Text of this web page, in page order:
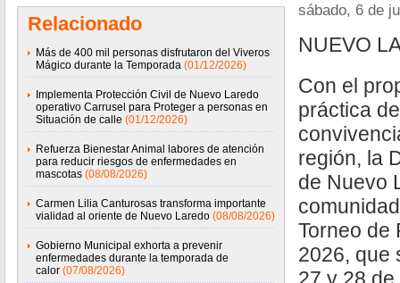
Relacionado
Más de 400 mil personas disfrutaron del Viveros
Mágico durante la Temporada (01/12/2026)
Implementa Protección Civil de Nuevo Laredo
operativo Carrusel para Proteger a personas en
Situación de calle (01/12/2026)
Refuerza Bienestar Animal labores de atención
para reducir riesgos de enfermedades en
mascotas (08/08/2026)
Carmen Lilia Canturosas transforma importante
vialidad al oriente de Nuevo Laredo (08/08/2026)
Gobierno Municipal exhorta a prevenir
enfermedades durante la temporada de
calor (07/08/2026)
sábado, 6 de
NUEVO
Con el
práctica
región, la
de Nuevo
Torneo de
2026, que